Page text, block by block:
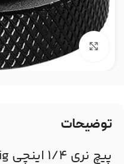
بزرگنمایی تصویر
توضیحات
پیچ نری 1/4 اینچی SmallRig مدل 916